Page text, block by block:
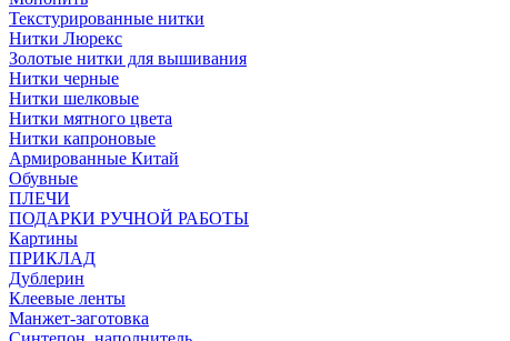
Текстурированные нитки
Нитки Люрекс
Золотые нитки для вышивания
Нитки черные
Нитки шелковые
Нитки мятного цвета
Нитки капроновые
Армированные Китай
Обувные
ПЛЕЧИ
ПОДАРКИ РУЧНОЙ РАБОТЫ
Картины
ПРИКЛАД
Дублерин
Клеевые ленты
Манжет-заготовка